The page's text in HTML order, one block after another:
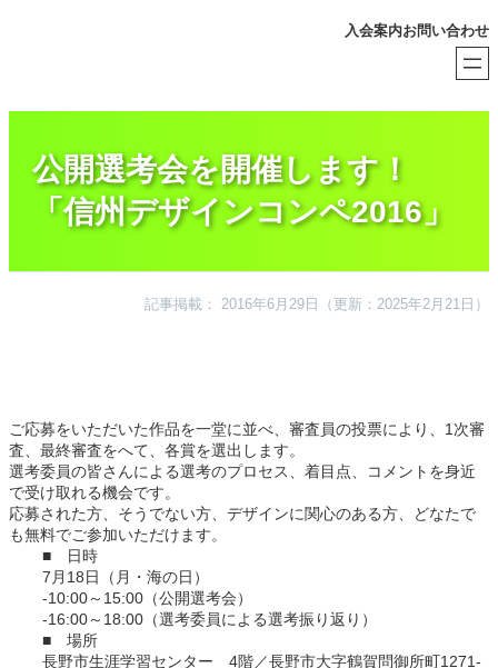
入会案内お問い合わせ
公開選考会を開催します！
「信州デザインコンペ2016」
記事掲載： 2016年6月29日 （更新：2025年2月21日）
ご応募をいただいた作品を一堂に並べ、審査員の投票により、1次審
査、最終審査をへて、各賞を選出します。
選考委員の皆さんによる選考のプロセス、着目点、コメントを身近
で受け取れる機会です。
応募された方、そうでない方、デザインに関心のある方、どなたで
も無料でご参加いただけます。
■ 日時
7月18日（月・海の日）
‐10:00～15:00（公開選考会）
‐16:00～18:00（選考委員による選考振り返り）
■ 場所
長野市生涯学習センター 4階／長野市大字鶴賀問御所町1271-